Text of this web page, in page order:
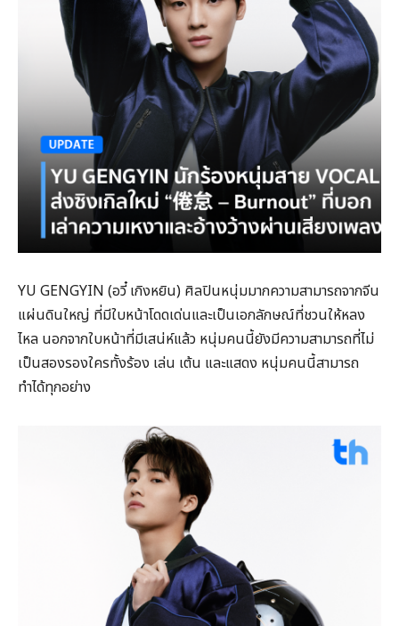
YU GENGYIN (อวี๋ เกิงหยิน) ศิลปินหนุ่มมากความสามารถจากจีน
แผ่นดินใหญ่ ที่มีใบหน้าโดดเด่นและเป็นเอกลักษณ์ที่ชวนให้หลง
ไหล นอกจากใบหน้าที่มีเสน่ห์แล้ว หนุ่มคนนี้ยังมีความสามารถที่ไม่
เป็นสองรองใครทั้งร้อง เล่น เต้น และแสดง หนุ่มคนนี้สามารถ
ทำได้ทุกอย่าง